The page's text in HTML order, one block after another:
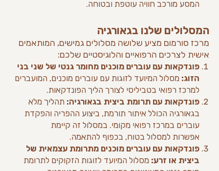
המסע מורכב חוויה עוטפת ובטוחה.
המסלולים שלנו בגאורגיה
מרכז סורמום מציע שלושה מסלולים גמישים, המותאמים
אישית לצרכים הרפואיים והלוגיסטיים שלכם:
פונדקאות עם עוברים מוכנים מחומר גנטי של שני בני
הזוג: מסלול המיועד לזוגות עם עוברים מוכנים, המועברים
למרכז רפואי בטביליסי לצורך הליך הפונדקאות.
פונדקאות עם תרומת ביצית בגאורגיה: תהליך מלא
בגאורגיה הכולל איתור תורמת, ביצוע ההפריה והפקדת
עוברים במרכז רפואי מקומי. במסלול זה קיימת
אפשרות למסלול בטוח, בכפוף להתאמה.
פונדקאות עם עוברים מוכנים מתרומת עצמאית של
ביצית או זרע: מסלול המיועד לזוגות הזקוקים לתרומת